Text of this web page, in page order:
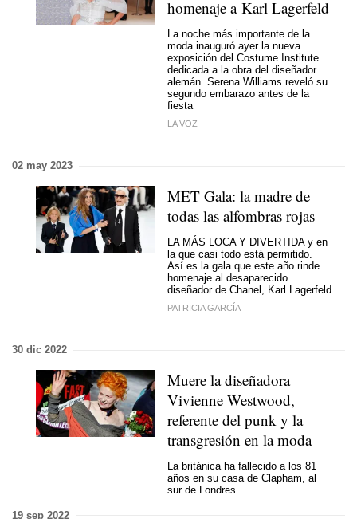
homenaje a Karl Lagerfeld
La noche más importante de la
moda inauguró ayer la nueva
exposición del Costume Institute
dedicada a la obra del diseñador
alemán. Serena Williams reveló su
segundo embarazo antes de la
fiesta
LA VOZ
02 may 2023
MET Gala: la madre de
todas las alfombras rojas
LA MÁS LOCA Y DIVERTIDA y en
la que casi todo está permitido.
Así es la gala que este año rinde
homenaje al desaparecido
diseñador de Chanel, Karl Lagerfeld
PATRICIA GARCÍA
30 dic 2022
Muere la diseñadora
Vivienne Westwood,
referente del punk y la
transgresión en la moda
La británica ha fallecido a los 81
años en su casa de Clapham, al
sur de Londres
19 sep 2022